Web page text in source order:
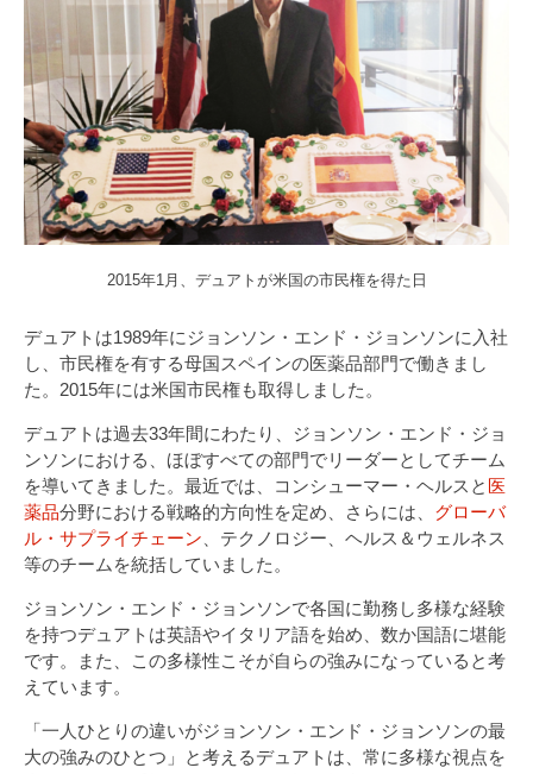
2015年1月、デュアトが米国の市民権を得た日
デュアトは1989年にジョンソン・エンド・ジョンソンに入社
し、市民権を有する母国スペインの医薬品部門で働きまし
た。2015年には米国市民権も取得しました。
デュアトは過去33年間にわたり、ジョンソン・エンド・ジョ
ンソンにおける、ほぼすべての部門でリーダーとしてチーム
を導いてきました。最近では、コンシューマー・ヘルスと 医
薬品分野における戦略的方向性を定め、さらには、 グローバ
ル・サプライチェーン 、テクノロジー、ヘルス＆ウェルネス
等のチームを統括していました。
ジョンソン・エンド・ジョンソンで各国に勤務し多様な経験
を持つデュアトは英語やイタリア語を始め、数か国語に堪能
です。また、この多様性こそが自らの強みになっていると考
えています。
「一人ひとりの違いがジョンソン・エンド・ジョンソンの最
大の強みのひとつ」と考えるデュアトは、常に多様な視点を